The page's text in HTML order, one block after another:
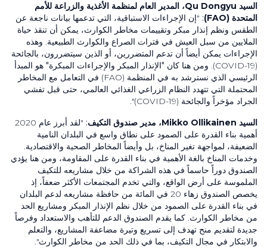
السيد Qu Dongyu، المدير العام لمنظمة الأغذية والزراعة للأمم
المتحدة (FAO)
: "إن الإجراءات الاستباقية، التي تدعمها بيانات ناجعة عن
الطقس ونظم إنذار مبكر وتقييمات مخاطر الكوارث، يمكن أن تنقذ حياة
الملايين من سبل العيش في فترات الصراع والكوارث الطبيعية. وهذه
الإجراءات يمكن أيضاً أن تدعم المتضررين، أو الذين سيتضررون، بالجائحة
(COVID-19). ومن هنا كان
"الإنذار المبكر والإجراءات المبكرة" هو المبدأ
الرئيسي الذي نسترشد به في المنظمة (FAO)
في التعامل مع المخاطر
المحتملة التي تتهدد النظام الزراعي الغذائي العالمي، حتى قبل تفشي
الجراد مؤخراً والجائحة (COVID-19)
".
السيد Mikko Ollikainen، مدير صندوق التكيف: "لقد أبرز عام 2020
أهمية بناء القدرة على الصمود على نطاق واسع في البلدان النامية
الضعيفة، لمواجهة تغير المناخ، بل وأيضاً المخاطر الصحية والاقتصادية.
وخدمات المناخ بالغة الأهمية في بناء القدرة على المقاومة، ومن هنا يؤدي
الصندوق دوراً حاسماً في هذه الشراكة من خلال مشاريعه للتكيف
الملموسة على أرض الواقع، والتي تخدم المجتمعات الأكثر ضعفاً، إذ
يخصص الصندوق زهاء 20 في المائة من حافظة مشاريعه لدعم البلدان
في بناء القدرة على الصمود من خلال نظم الإنذار المبكر ومشاريع الحد
من مخاطر الكوارث. كما يقدم الصندوق الدعم للتأهب والاستعداد وفرصاً
جديدة لتقديم منح تهدف إلى تسريع وتيرة مضاعفة المشاريع، والتعلم
والابتكار في مجال التكيف، بما في ذلك الحد من مخاطر الكوارث".